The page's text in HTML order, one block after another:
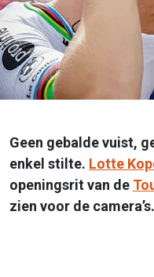
Geen gebalde vuist,
enkel stilte. Lotte
openingsrit van de
zien voor de